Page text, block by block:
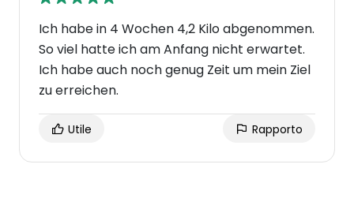
Ich habe in 4 Wochen 4,2 Kilo abgenommen.
So viel hatte ich am Anfang nicht erwartet.
Ich habe auch noch genug Zeit um mein Ziel
zu erreichen.
Utile Rapporto